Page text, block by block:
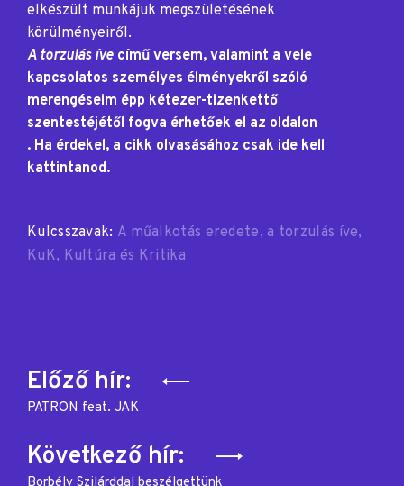
elkészült munkájuk megszületésének
körülményeiről.
A torzulás íve című versem, valamint a vele
kapcsolatos személyes élményekről szóló
merengéseim épp kétezer-tizenkettő
szentestéjétől fogva érhetőek el az oldalon
. Ha érdekel, a cikk olvasásához csak ide kell
kattintanod.
Kulcsszavak: A műalkotás eredete a torzulás íve
KuK Kultúra és Kritika
Bejegyzés
navigáció
Előző hír:
PATRON feat. JAK
Következő hír: